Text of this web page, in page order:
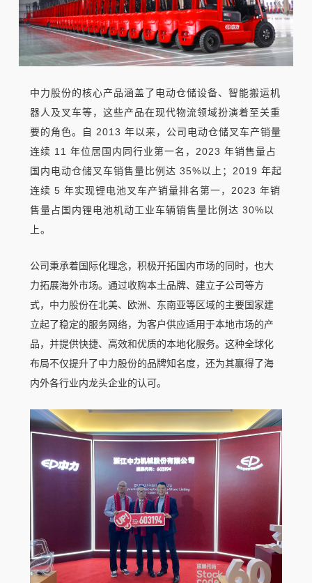
中力股份的核心产品涵盖了电动仓储设备、智能搬运机
器人及叉车等，这些产品在现代物流领域扮演着至关重
要的角色。
自 2013 年以来，公司电动仓储叉车产销量
连续 11 年位居国内同行业第一名，2023 年销售量占
国内电动仓储叉车销售量比例达 35%以上； 2019 年起
连续 5 年实现锂电池叉车产销量排名第一，2023 年销
售量占国内锂电池机动工业车辆销售量比例达 30%以
上。
公司秉承着国际化理念，积极开拓国内市场的同时，也大
力拓展海外市场。通过收购本土品牌、建立子公司等方
式，中力股份在北美、欧洲、东南亚等区域的主要国家建
立起了稳定的服务网络，为客户供应适用于本地市场的产
品，并提供快捷、高效和优质的本地化服务。这种全球化
布局不仅提升了中力股份的品牌知名度，还为其赢得了海
内外各行业内龙头企业的认可。